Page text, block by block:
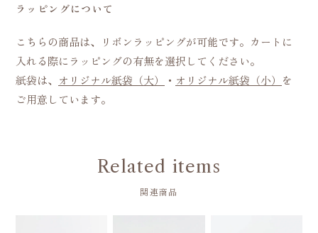
ラッピングについて
こちらの商品は、リボンラッピングが可能です。カートに
入れる際にラッピングの有無を選択してください。
紙袋は、 オリジナル紙袋（大） ・ オリジナル紙袋（小） を
ご用意しています。
Related items
関連商品